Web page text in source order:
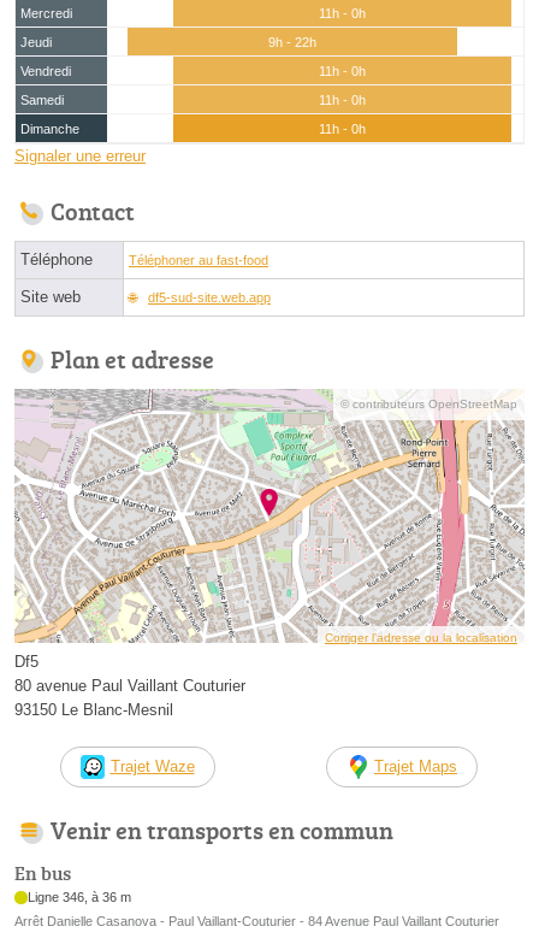
Mercredi
11h - 0h
Jeudi
9h - 22h
Vendredi
11h - 0h
Samedi
11h - 0h
Dimanche
11h - 0h
Signaler une erreur
Contact
Téléphone Téléphoner au fast-food
Site web df5-sud-site.web.app
Plan et adresse
© contributeurs OpenStreetMap
Corriger l’adresse ou la localisation
Df5
80 avenue Paul Vaillant Couturier
93150 Le Blanc-Mesnil
Trajet Waze Trajet Maps
Venir en transports en commun
En bus
Ligne 346, à 36 m
Arrêt Danielle Casanova - Paul Vaillant-Couturier - 84 Avenue Paul Vaillant Couturier